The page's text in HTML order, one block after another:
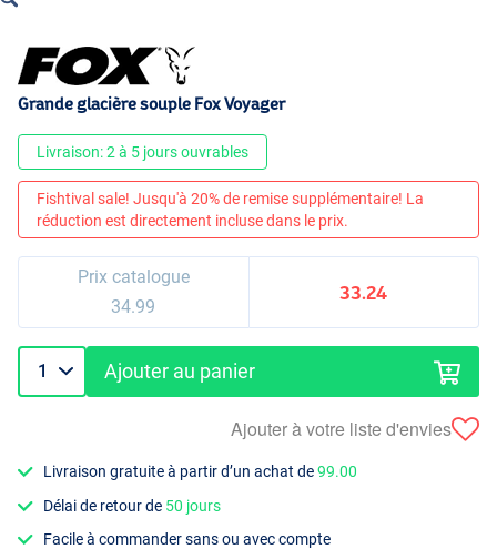
Grande glacière souple Fox Voyager
Livraison: 2 à 5 jours ouvrables
Fishtival sale! Jusqu'à 20% de remise supplémentaire! La
réduction est directement incluse dans le prix.
Prix catalogue
34.99
33.24
Ajouter au panier
Ajouter à votre liste d'envies
Livraison gratuite à partir d’un achat de99.00
Délai de retour de 50 jours
Facile à commander sans ou avec compte